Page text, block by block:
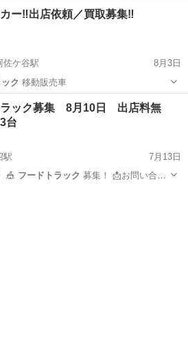
地域/お祭り スピリチュアル
ー‼️出店依頼／買取募集‼️
佐ケ谷駅
8月3日
ク 移動販売車
谷駅 地域/お祭り 買取
ラック募集 8月10日 出店料無
台
駅
7月13日
楽しめる内容盛りだくさん！ 🎪 フードトラック 募集！ 📩お問い合わ